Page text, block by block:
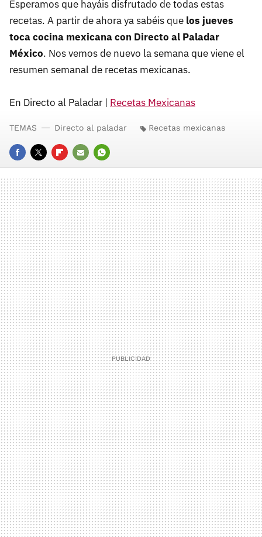
Esperamos que hayáis disfrutado de todas estas
recetas. A partir de ahora ya sabéis que los jueves
toca cocina mexicana con Directo al Paladar
México. Nos vemos de nuevo la semana que viene el
resumen semanal de recetas mexicanas.
En Directo al Paladar | Recetas Mexicanas
FACEBOOK
TWITTERFLIPBOARD
E-
MAIL
WHATSAPP
TEMAS Directo al paladar Recetas mexicanas